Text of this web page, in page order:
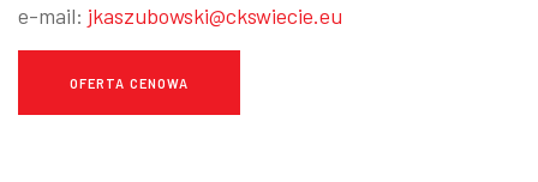
e-mail: jkaszubowski@ckswiecie.eu
OFERTA CENOWA